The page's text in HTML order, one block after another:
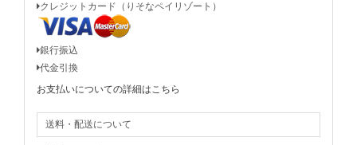
クレジットカード（りそなペイリゾート）
銀行振込
代金引換
お支払いについての詳細はこちら
送料・配送について